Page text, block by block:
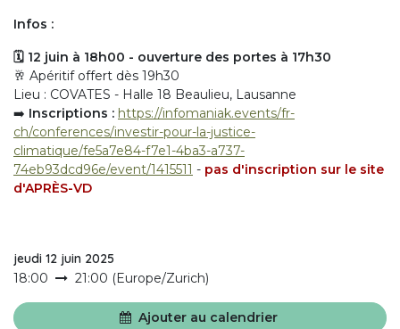
Infos :
🗓️ 12 juin à 18h00 - ouverture des portes à 17h30
🥂 Apéritif offert dès 19h30
Lieu : COVATES - Halle 18 Beaulieu, Lausanne
➡️ Inscriptions : https://infomaniak.events/fr-
ch/conferences/investir-pour-la-justice-
climatique/fe5a7e84-f7e1-4ba3-a737-
74eb93dcd96e/event/1415511 - pas d'inscription sur le site
d'APRÈS-VD
jeudi 12 juin 2025
18:00
21:00 (Europe/Zurich)
Ajouter au calendrier